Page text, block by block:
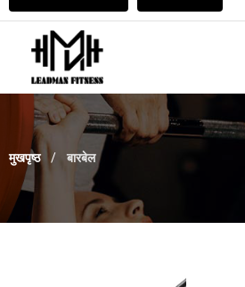
मुखपृष्ठ बारबेल